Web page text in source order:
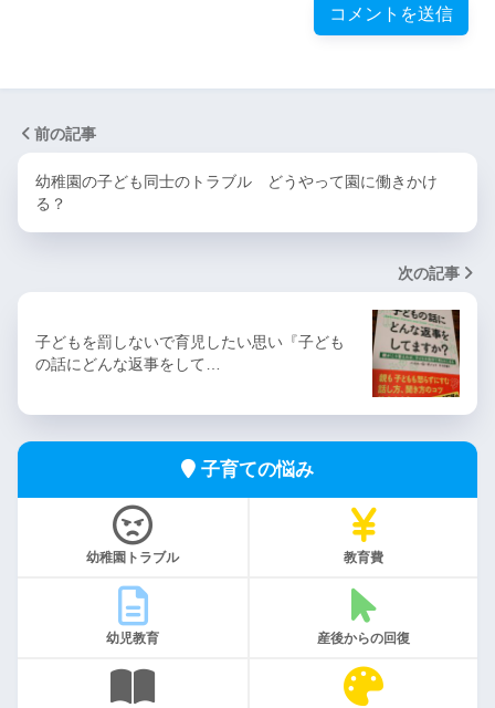
前の記事
幼稚園の子ども同士のトラブル どうやって園に働きかけ
る？
次の記事
子どもを罰しないで育児したい思い『子ども
の話にどんな返事をして…
子育ての悩み
幼稚園トラブル 教育費
幼児教育 産後からの回復